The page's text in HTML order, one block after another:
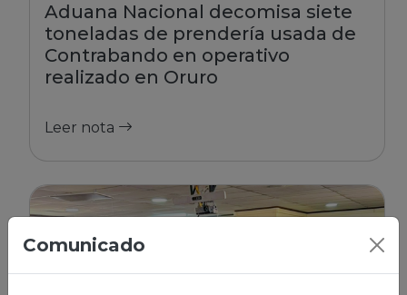
Comunicado
Aduana Nacional decomisa siete
toneladas de prendería usada de
Contrabando en operativo
realizado en Oruro
Leer nota